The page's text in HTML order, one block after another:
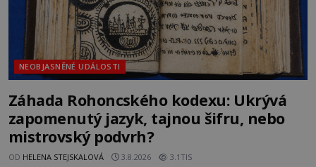
NEOBJASNĚNÉ UDÁLOSTI
Záhada Rohoncského kodexu: Ukrývá
zapomenutý jazyk, tajnou šifru, nebo
mistrovský podvrh?
OD HELENA STEJSKALOVÁ 3.8.2026 3.1TIS